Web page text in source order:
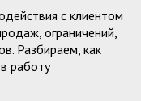
с клиентом
ограничений,
Разбираем, как
работу